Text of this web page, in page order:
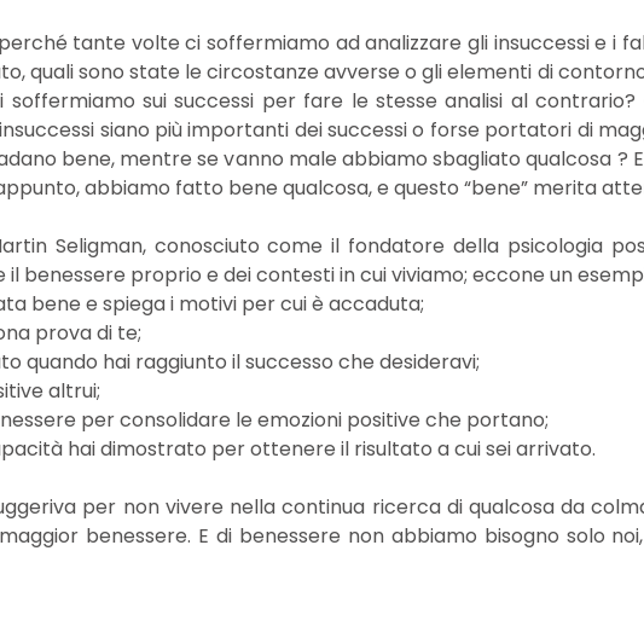
tante volte ci soffermiamo ad analizzare gli insuccessi e i
quali sono state le circostanze avverse o gli elementi di
sui successi per fare le stesse analisi al contrario?
siano più importanti dei successi o forse portatori di
bene, mentre se vanno male abbiamo sbagliato qualcosa ?
abbiamo fatto bene qualcosa, e questo “bene” merita
Seligman, conosciuto come il fondatore della psicologia
benessere proprio e dei contesti in cui viviamo; eccone un
bene e spiega i motivi per cui è accaduta;
prova di te;
quando hai raggiunto il successo che desideravi;
altrui;
per consolidare le emozioni positive che portano;
hai dimostrato per ottenere il risultato a cui sei arrivato.
per non vivere nella continua ricerca di qualcosa da
benessere. E di benessere non abbiamo bisogno solo